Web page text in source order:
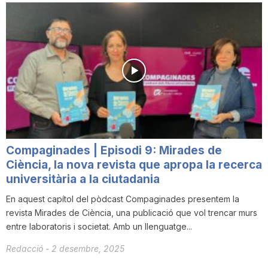
Compaginades | Episodi 9: Mirades de
Ciència, la nova revista que apropa la recerca
universitària a la ciutadania
En aquest capítol del pòdcast Compaginades presentem la
revista Mirades de Ciència, una publicació que vol trencar murs
entre laboratoris i societat. Amb un llenguatge...
Redacció - 2 desembre, 2025